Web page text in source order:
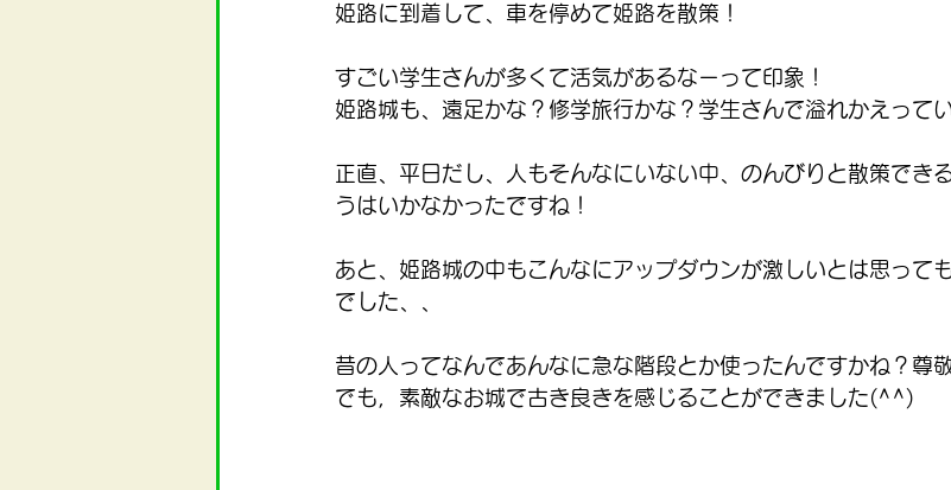
姫路に到着して、車を停めて姫路を散策！
すごい学生さんが多くて活気があるなーって印象！
姫路城も、遠足かな？修学旅行かな？学生さんで溢れかえってい
正直、平日だし、人もそんなにいない中、のんびりと散策でき
うはいかなかったですね！
あと、姫路城の中もこんなにアップダウンが激しいとは思って
でした、、
昔の人ってなんであんなに急な階段とか使ったんですかね？尊
でも，素敵なお城で古き良きを感じることができました(^^)